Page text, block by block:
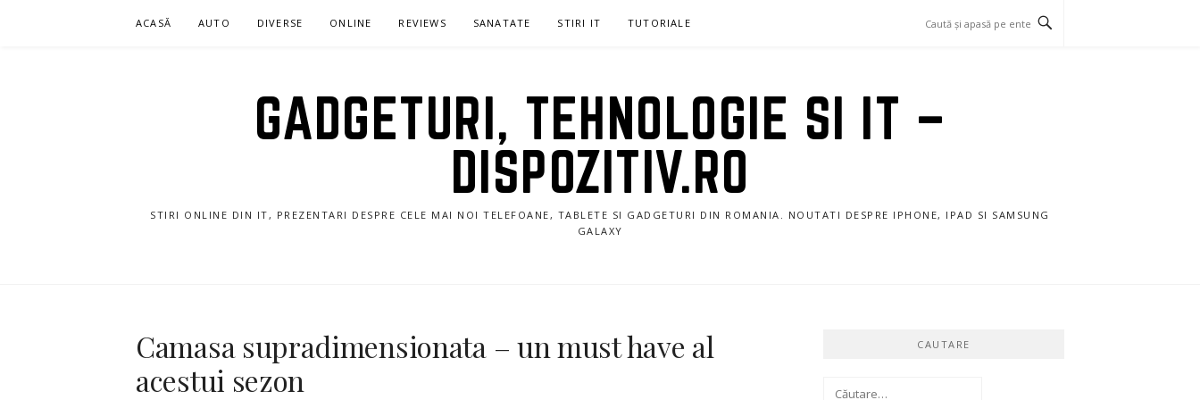
ACASĂ AUTO DIVERSE ONLINE REVIEWS SANATATE STIRI IT TUTORIALE
GADGETURI, TEHNOLOGIE SI IT –
DISPOZITIV.RO
STIRI ONLINE DIN IT, PREZENTARI DESPRE CELE MAI NOI TELEFOANE, TABLETE SI GADGETURI DIN ROMANIA. NOUTATI DESPRE IPHONE, IPAD SI SAMSUNG
GALAXY
Camasa supradimensionata – un must have al
acestui sezon
CAUTARE
Caută